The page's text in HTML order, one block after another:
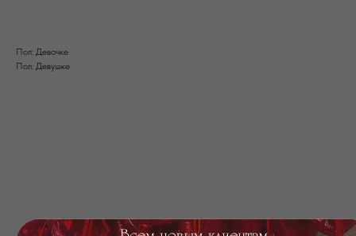
Пол: Девочке
Пол: Девушке